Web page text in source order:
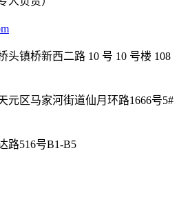
头镇桥新西二路 10 号 10 号楼 108
元区马家河街道仙月环路1666号5#
路516号B1-B5